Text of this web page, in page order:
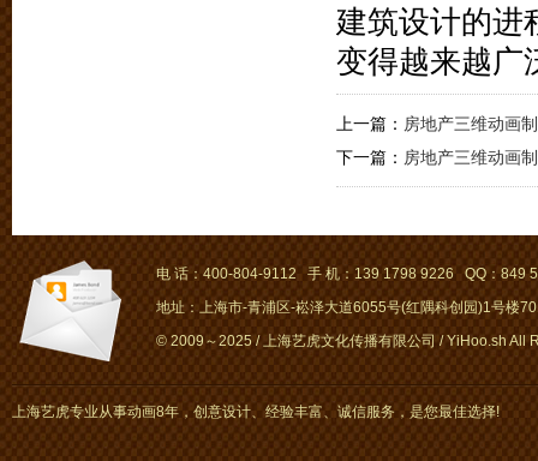
建筑设计的进
变得越来越广
上一篇： 房地产三维动画
下一篇： 房地产三维动画
电 话：400-804-9112 手 机：139 1798 9226 QQ：849
地址：上海市-青浦区-崧泽大道6055号(红隅科创园)1号楼
© 2009～2025 / 上海艺虎文化传播有限公司 / YiHoo.sh All
上海艺虎专业从事动画8年，创意设计、经验丰富、诚信服务，是您最佳选择!